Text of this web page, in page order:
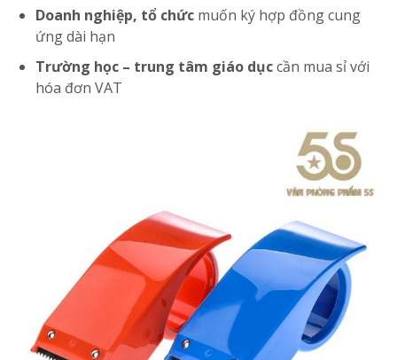
Doanh nghiệp, tổ chức muốn ký hợp đồng cung
ứng dài hạn
Trường học – trung tâm giáo dụccần mua sỉ với
hóa đơn VAT